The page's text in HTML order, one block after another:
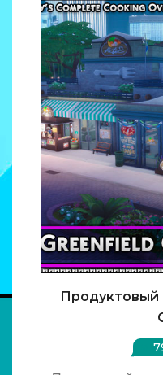
Продуктовый